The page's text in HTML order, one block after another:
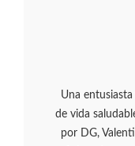
Una
de vida
por DG,